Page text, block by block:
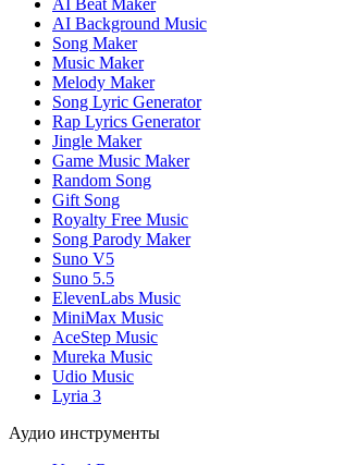
AI Background Music
Song Maker
Music Maker
Melody Maker
Song Lyric Generator
Rap Lyrics Generator
Jingle Maker
Game Music Maker
Random Song
Gift Song
Royalty Free Music
Song Parody Maker
Suno V5
Suno 5.5
ElevenLabs Music
MiniMax Music
AceStep Music
Mureka Music
Udio Music
Lyria 3
Аудио инструменты